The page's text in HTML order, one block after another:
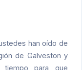
han oído de
de Galveston y
tiempo para que